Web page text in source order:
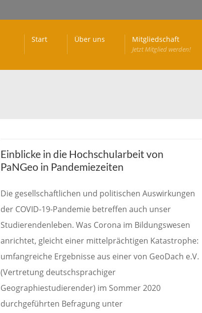
Start Über uns Mitgliedschaft
Jetzt Mitglied werden!
Einblicke in die Hochschularbeit von
PaNGeo in Pandemiezeiten
Die gesellschaftlichen und politischen Auswirkungen
der COVID-19-Pandemie betreffen auch unser
Studierendenleben. Was Corona im Bildungswesen
anrichtet, gleicht einer mittelprächtigen Katastrophe:
umfangreiche Ergebnisse aus einer von GeoDach e.V.
(Vertretung deutschsprachiger
Geographiestudierender) im Sommer 2020
durchgeführten Befragung unter